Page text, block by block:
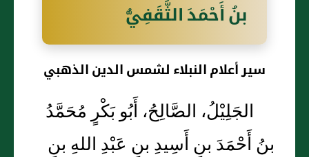
بنُ أَحْمَدَ الثَّقَفِيُّ
سير أعلام النبلاء لشمس الدين الذهبي
الجَلِيْلُ، الصَّالِحُ، أَبُو بَكْرٍ مُحَمَّدُ
بنُ أَحْمَدَ بنِ أَسِيدِ بنِ عَبْدِ اللهِ بنِ